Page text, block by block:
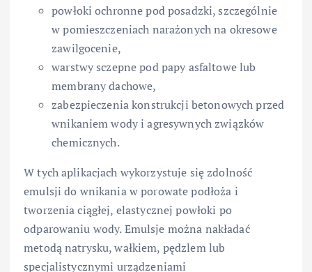
powłoki ochronne pod posadzki, szczególnie
w pomieszczeniach narażonych na okresowe
zawilgocenie,
warstwy sczepne pod papy asfaltowe lub
membrany dachowe,
zabezpieczenia konstrukcji betonowych przed
wnikaniem wody i agresywnych związków
chemicznych.
W tych aplikacjach wykorzystuje się zdolność
emulsji do wnikania w porowate podłoża i
tworzenia ciągłej, elastycznej powłoki po
odparowaniu wody. Emulsje można nakładać
metodą natrysku, wałkiem, pędzlem lub
specjalistycznymi urządzeniami